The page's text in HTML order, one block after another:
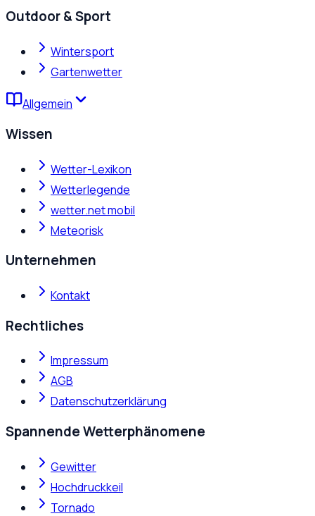
Outdoor & Sport
Wintersport
Gartenwetter
Allgemein
Wissen
Wetter-Lexikon
Wetterlegende
wetter.net mobil
Meteorisk
Unternehmen
Kontakt
Rechtliches
Impressum
AGB
Datenschutzerklärung
Spannende Wetterphänomene
Gewitter
Hochdruckkeil
Tornado